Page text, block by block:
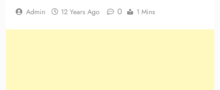
Admin 12 Years Ago 0 1 Mins